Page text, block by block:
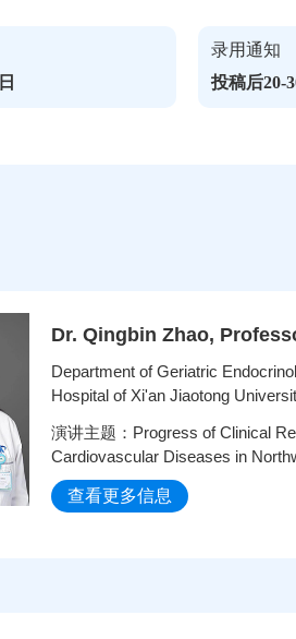
录用通知
投稿后20-
Dr. Qingbin Zhao,
Department of Geriatric
Hospital of Xi'an Jiaotong
演讲主题：Progress of Clinical
Cardiovascular Diseases in
查看更多信息